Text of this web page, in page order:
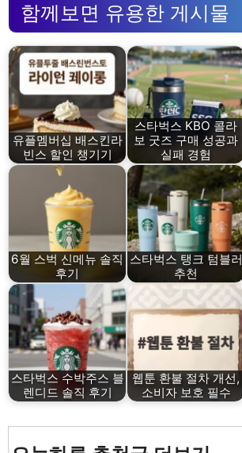
함께보면 유용한 게시물
유플멤버십 배스킨라
빈스 할인 챙기기
스타벅스 KBO 콜라
보 굿즈 구매 성공과
실패 경험
6월 스벅 신메뉴 솔직
후기
스타벅스 탱크 텀블러
추천
스타벅스 수박주스 블
렌디드 솔직 후기
웹툰 환불 절차 개선,
소비자 보호 필수